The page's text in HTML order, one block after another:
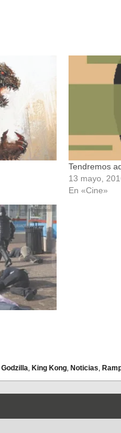
Tendremos
13 mayo,
En «Cine»
Godzilla, King Kong, Noticias,